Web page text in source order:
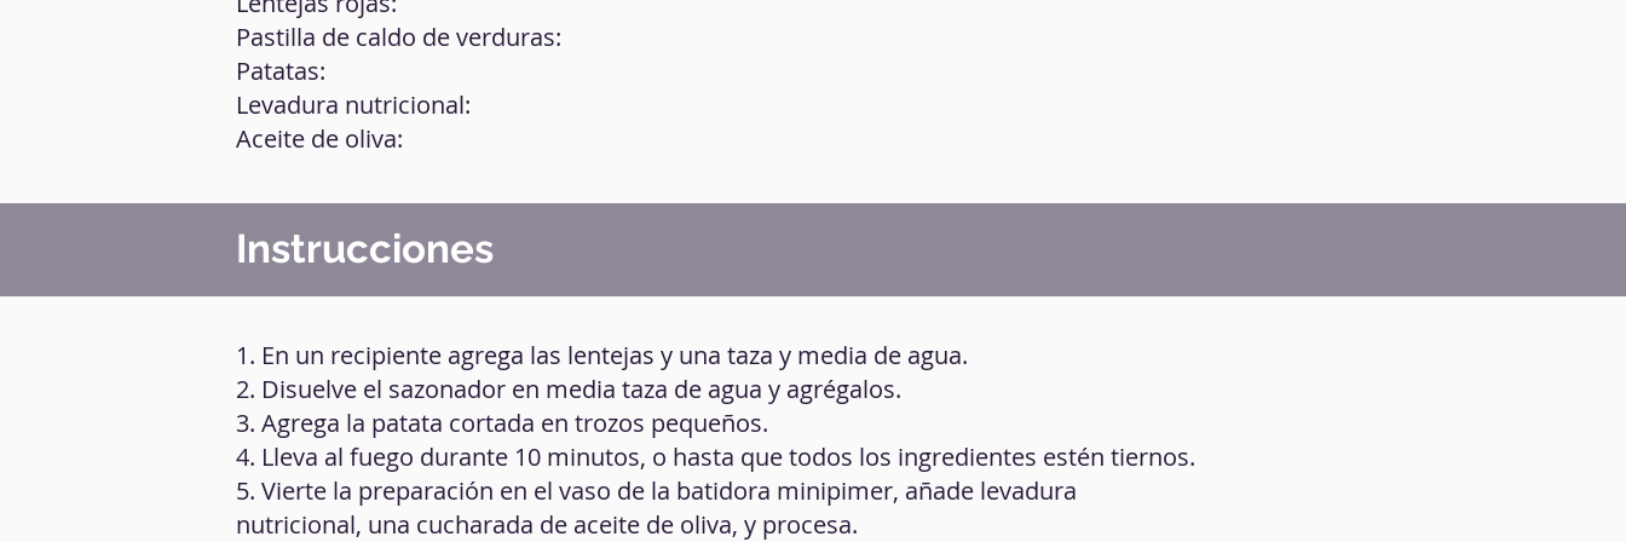
Pastilla de caldo de verduras:
Patatas:
Levadura nutricional:
Aceite de oliva:
Instrucciones
1. En un recipiente agrega las lentejas y una taza y media de agua.
2. Disuelve el sazonador en media taza de agua y agrégalos.
3. Agrega la patata cortada en trozos pequeños.
4. Lleva al fuego durante 10 minutos, o hasta que todos los ingredientes estén tiernos.
5. Vierte la preparación en el vaso de la batidora minipimer, añade levadura
nutricional, una cucharada de aceite de oliva, y procesa.